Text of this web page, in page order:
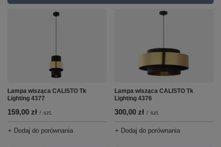
Lampa wisząca CALISTO Tk
Lighting 4377
159,00 zł / szt.
+ Dodaj do porównania
Lampa wisząca CALISTO Tk
Lighting 4376
300,00 zł / szt.
+ Dodaj do porównania